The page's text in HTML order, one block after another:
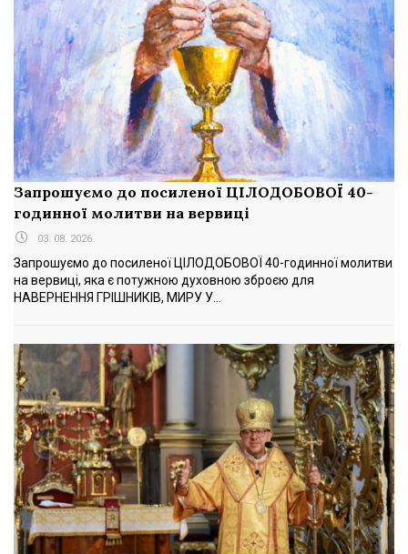
Запрошуємо до посиленої ЦІЛОДОБОВОЇ 40-
годинної молитви на вервиці
03. 08. 2026
Запрошуємо до посиленої ЦІЛОДОБОВОЇ 40-годинної молитви
на вервиці, яка є потужною духовною зброєю для
НАВЕРНЕННЯ ГРІШНИКІВ, МИРУ У...